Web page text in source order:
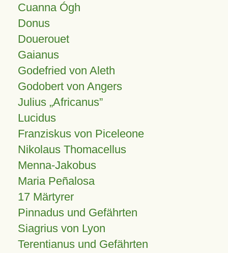
Cuanna Ógh
Donus
Douerouet
Gaianus
Godefried von Aleth
Godobert von Angers
Julius Africanus
Lucidus
Franziskus von Piceleone
Nikolaus Thomacellus
Menna-Jakobus
Maria Peñalosa
17 Märtyrer
Pinnadus und Gefährten
Siagrius von Lyon
Terentianus und Gefährten